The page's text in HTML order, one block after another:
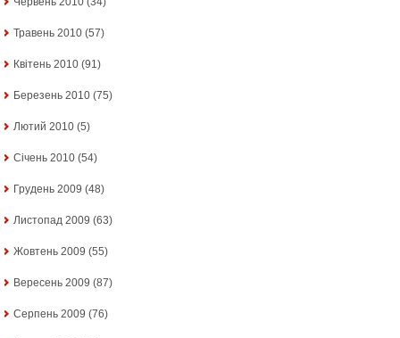
Травень 2010 (57)
Квітень 2010 (91)
Березень 2010 (75)
Лютий 2010 (5)
Січень 2010 (54)
Грудень 2009 (48)
Листопад 2009 (63)
Жовтень 2009 (55)
Вересень 2009 (87)
Серпень 2009 (76)